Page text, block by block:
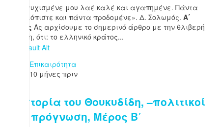
«Δυστυχισμένε μου λαέ καλέ και αγαπημένε. Πάντα
ευκολόπιστε και πάντα προδομένε». Δ. Σολωμός. Α΄
μέρος Ας αρχίσουμε το σημερινό άρθρο με την θλιβερή
άποψη, ότι: το ελληνικό κράτος...
Επικαιρότητα
10 μήνες πριν
Η Ιστορία του Θουκυδίδη, –πολιτικοί
και πρόγνωση, Μέρος Β΄